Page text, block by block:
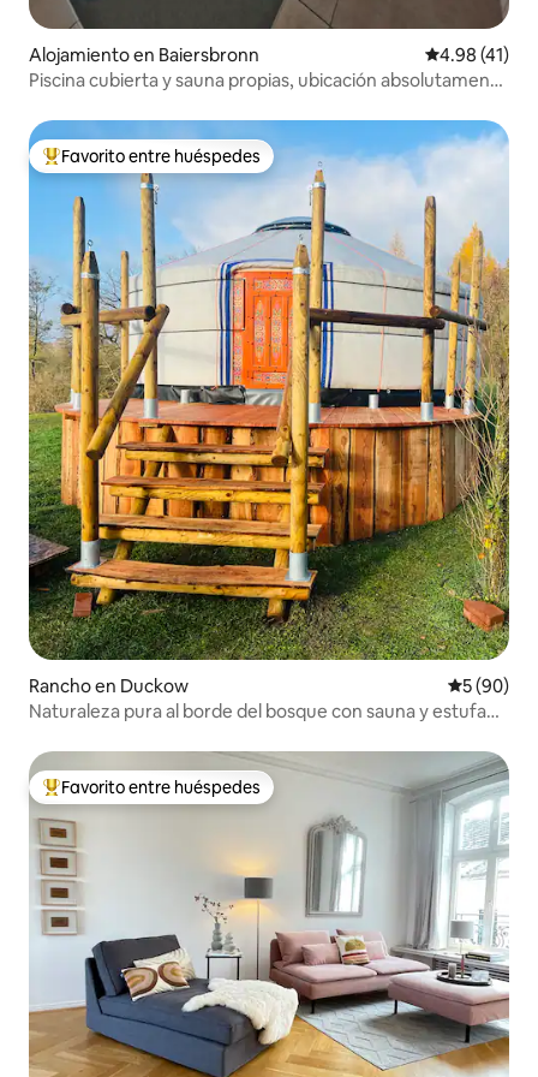
Alojamiento en Baiersbronn Calificación
4.98 (41)
Piscina cubierta y sauna propias, ubicación absolutamente
Favorito entre huéspedes preferido
Favorito entre huéspedes
Rancho en Duckow
5 (90)
Naturaleza pura al borde del bosque con sauna y estufa
Favorito entre huéspedes preferido
Favorito entre huéspedes